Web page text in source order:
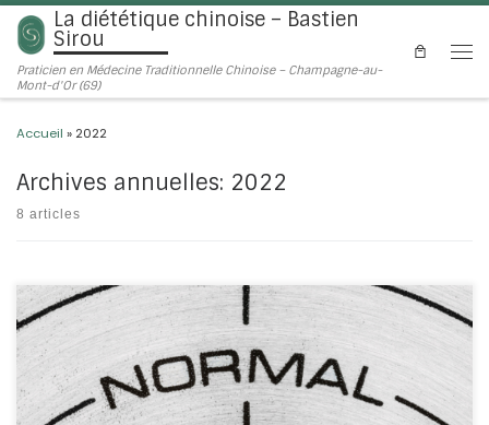
Passer au contenu
La diététique chinoise – Bastien
Sirou
Praticien en Médecine Traditionnelle Chinoise – Champagne-au-
Mont-d'Or (69)
Accueil » 2022
Archives annuelles: 2022
8 articles
J’en parle très très (très) souvent au cabinet
Mais que veut dire
« Humidité » selon la Médecine Traditionnelle Chinoise ? Elle est
considérée comme une « énergie perverse », c’est quelque chose